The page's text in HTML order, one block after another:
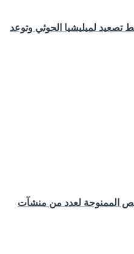
لميليشيا الحوثي وتوعد
الممنوحة لعدد من منشآت